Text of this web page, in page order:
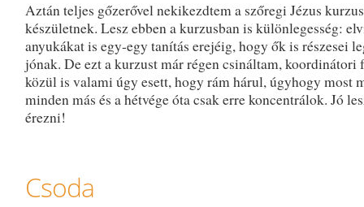
Aztán teljes gőzerővel nekikezdtem a szőregi Jézus kurzus
készületnek. Lesz ebben a kurzusban is különlegesség:
anyukákat is egy-egy tanítás erejéig, hogy ők is részesei
jónak. De ezt a kurzust már régen csináltam, koordinátori
közül is valami úgy esett, hogy rám hárul, úgyhogy most
minden más és a hétvége óta csak erre koncentrálok. Jó
érezni!
Csoda